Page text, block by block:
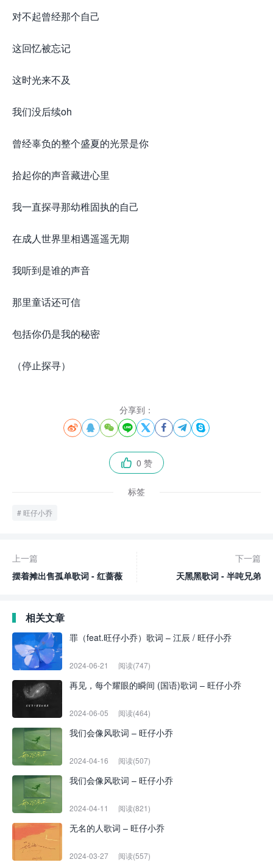
对不起曾经那个自己
这回忆被忘记
这时光来不及
我们没后续oh
曾经辜负的整个盛夏的光景是你
拾起你的声音藏进心里
我一直探寻那幼稚固执的自己
在成人世界里相遇遥遥无期
我听到是谁的声音
那里童话还可信
包括你仍是我的秘密
（停止探寻）
分享到：
       
 0 赞
标签
旺仔小乔
上一篇
摆着摊出售孤单歌词 - 红蔷薇
下一篇
天黑黑歌词 - 半吨兄弟
相关文章
罪（feat.旺仔小乔）歌词 – 江辰 / 旺仔小乔
2024-06-21 阅读(747)
再见，每个耀眼的瞬间 (国语)歌词 – 旺仔小乔
2024-06-05 阅读(464)
我们会像风歌词 – 旺仔小乔
2024-04-16 阅读(507)
我们会像风歌词 – 旺仔小乔
2024-04-11 阅读(821)
无名的人歌词 – 旺仔小乔
2024-03-27 阅读(557)